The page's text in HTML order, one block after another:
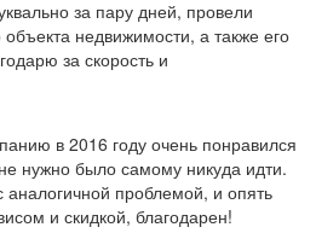
за пару дней, провели
недвижимости, а также его
за скорость и
в 2016 году очень понравился
нужно было самому никуда идти.
аналогичной проблемой, и опять
и скидкой, благодарен!